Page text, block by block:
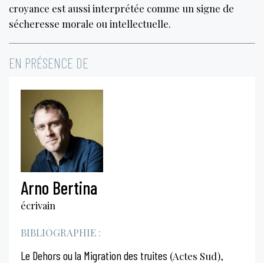
croyance est aussi interprétée comme un signe de
sécheresse morale ou intellectuelle.
EN PRÉSENCE DE
Arno Bertina
écrivain
BIBLIOGRAPHIE :
Le Dehors ou la Migration des truites (Actes Sud),